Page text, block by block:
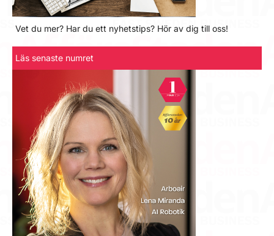
Vet du mer? Har du ett nyhetstips? Hör av dig till oss!
Läs senaste numret